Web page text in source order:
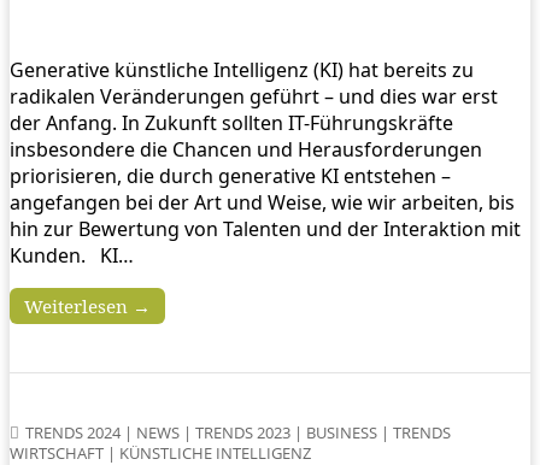
Generative künstliche Intelligenz (KI) hat bereits zu
radikalen Veränderungen geführt – und dies war erst
der Anfang. In Zukunft sollten IT-Führungskräfte
insbesondere die Chancen und Herausforderungen
priorisieren, die durch generative KI entstehen –
angefangen bei der Art und Weise, wie wir arbeiten, bis
hin zur Bewertung von Talenten und der Interaktion mit
Kunden. KI…
Weiterlesen →
TRENDS 2024| NEWS | TRENDS 2023 | BUSINESS | TRENDS
WIRTSCHAFT | KÜNSTLICHE INTELLIGENZ